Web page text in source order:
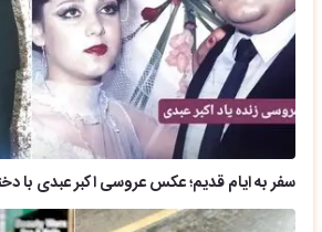
سفر به ایام قدیم؛ عکس عروسی اکبر عبدی با دختر